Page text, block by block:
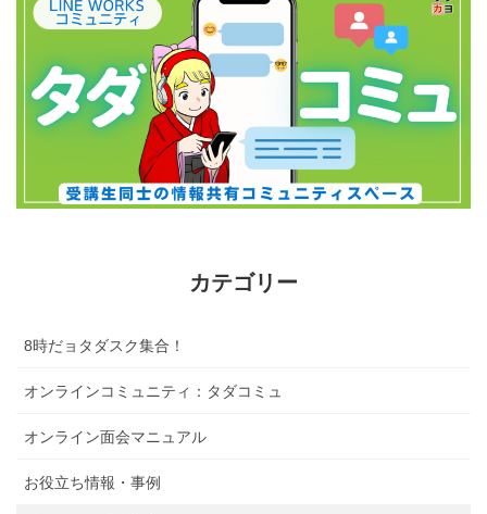
カテゴリー
8時だョタダスク集合！
オンラインコミュニティ：タダコミュ
オンライン面会マニュアル
お役立ち情報・事例